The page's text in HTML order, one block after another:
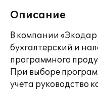
Описание
В компании
бухгалтерский и
программного
При выборе
учета руководство